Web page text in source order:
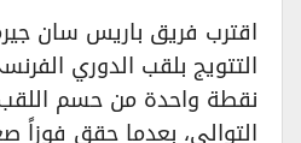
اقترب فريق باريس سان
التتويج بلقب الدوري
نقطة واحدة من حسم
التوالي، بعدما حقق فوزاً